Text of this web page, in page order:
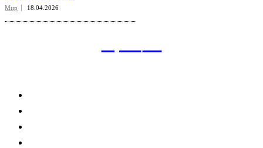
Мир 18.04.2026